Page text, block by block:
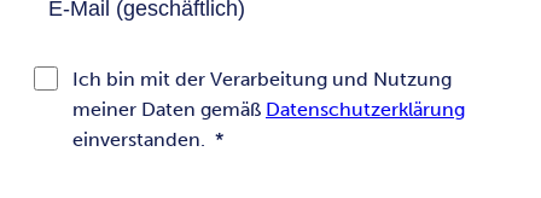
Ich bin mit der Verarbeitung und Nutzung
meiner Daten gemäß Datenschutzerklärung
einverstanden. *